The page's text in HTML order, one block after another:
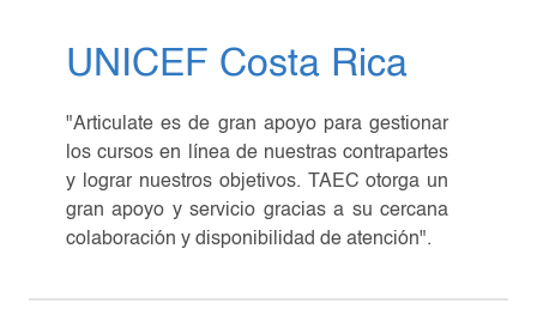
UNICEF Costa Rica
"Articulate es de gran apoyo para gestionar
los cursos en línea de nuestras contrapartes
y lograr nuestros objetivos. TAEC otorga un
gran apoyo y servicio gracias a su cercana
colaboración y disponibilidad de atención".